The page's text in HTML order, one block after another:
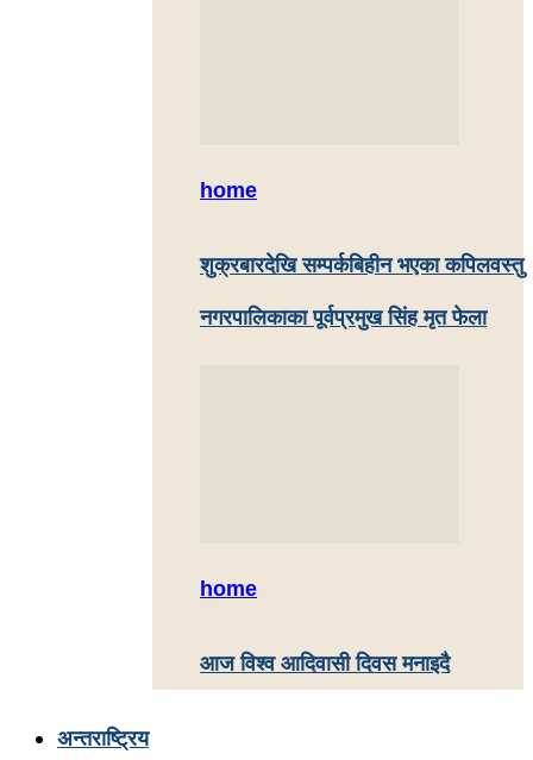
home
शुक्रबारदेखि सम्पर्कबिहीन भएका कपिलवस्तु
नगरपालिकाका पूर्वप्रमुख सिंह मृत फेला
home
आज विश्व आदिवासी दिवस मनाइदै
अन्तराष्ट्रिय